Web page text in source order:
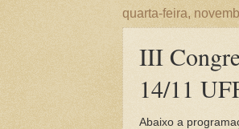
quarta-feira,
III
14/11
Abaixo a